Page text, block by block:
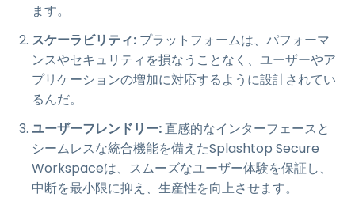
ます。
スケーラビリティ: プラットフォームは、パフォーマ
ンスやセキュリティを損なうことなく、ユーザーやア
プリケーションの増加に対応するように設計されてい
るんだ。
ユーザーフレンドリー:直感的なインターフェースと
シームレスな統合機能を備えたSplashtop Secure
Workspaceは、スムーズなユーザー体験を保証し、
中断を最小限に抑え、生産性を向上させます。